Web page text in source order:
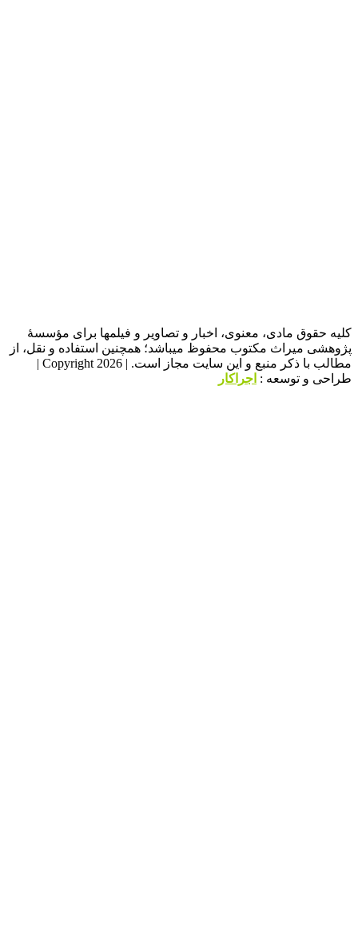
مادی، معنوی، اخبار و تصاویر و فیلمها برای مؤسسۀ
میراث مکتوب محفوظ میباشد؛ همچنین استفاده و نقل، از
مطالب با ذکر منبع و این سایت مجاز است. | Copyright 2026 |
و توسعه : اجراکار